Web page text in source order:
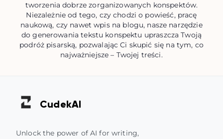
tworzenia dobrze zorganizowanych konspektów.
Niezależnie od tego, czy chodzi o powieść, pracę
naukową, czy nawet wpis na blogu, nasze narzędzie
do generowania tekstu konspektu upraszcza Twoją
podróż pisarską, pozwalając Ci skupić się na tym, co
najważniejsze – Twojej treści.
CudekAI
Unlock the power of AI for writing,